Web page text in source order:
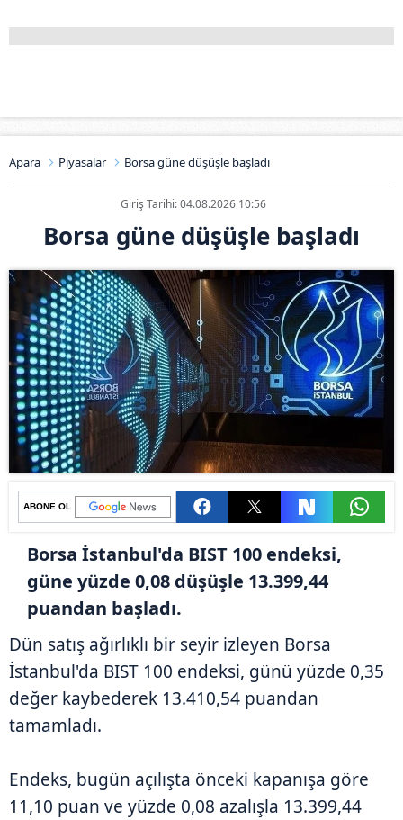
Apara Piyasalar Borsa güne düşüşle başladı
Giriş Tarihi: 04.08.2026 10:56
Borsa güne düşüşle başladı
ABONE OL
Borsa İstanbul'da BIST 100 endeksi,
güne yüzde 0,08 düşüşle 13.399,44
puandan başladı.
Dün satış ağırlıklı bir seyir izleyen Borsa
İstanbul'da BIST 100 endeksi, günü yüzde 0,35
değer kaybederek 13.410,54 puandan
tamamladı.
Endeks, bugün açılışta önceki kapanışa göre
11,10 puan ve yüzde 0,08 azalışla 13.399,44